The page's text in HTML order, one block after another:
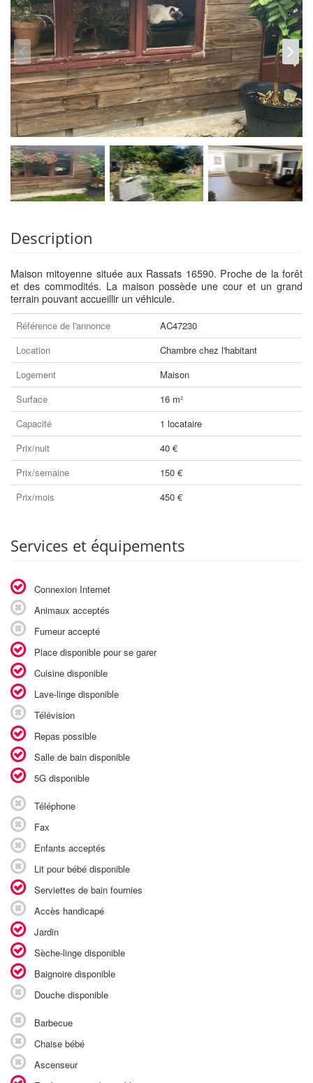
Description
Maison mitoyenne située aux Rassats 16590. Proche de la forêt
et des commodités. La maison possède une cour et un grand
terrain pouvant accueillir un véhicule.
Référence de l'annonce
AC47230
Location
Chambre chez l'habitant
Logement
Maison
Surface
16 m²
Capacité
1 locataire
Prix/nuit
40 €
Prix/semaine
150 €
Prix/mois
450 €
Services et équipements
Connexion Internet
Animaux acceptés
Fumeur accepté
Place disponible pour se garer
Cuisine disponible
Lave-linge disponible
Télévision
Repas possible
Salle de bain disponible
5G disponible
Téléphone
Fax
Enfants acceptés
Lit pour bébé disponible
Serviettes de bain fournies
Accès handicapé
Jardin
Sèche-linge disponible
Baignoire disponible
Douche disponible
Barbecue
Chaise bébé
Ascenseur